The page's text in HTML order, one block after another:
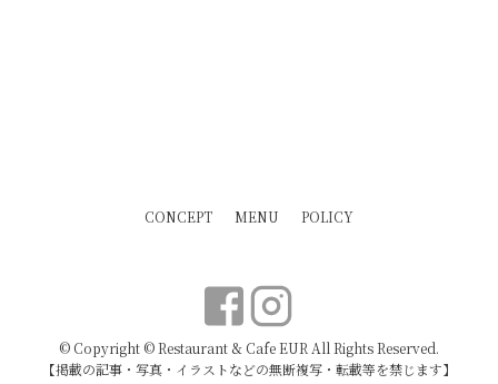
CONCEPT MENU POLICY
© Copyright © Restaurant & Cafe EUR All Rights Reserved.
【掲載の記事・写真・イラストなどの無断複写・転載等を禁じます】